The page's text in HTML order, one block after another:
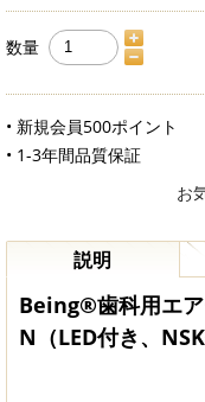
数量
• 新規会員500ポイント
• 1-3年間品質保証
お
説明
Being®歯科用エ
N（LED付き、